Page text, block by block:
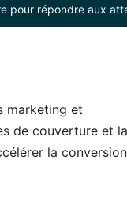
pour répondre aux
marketing et
de couverture et la
la conversion